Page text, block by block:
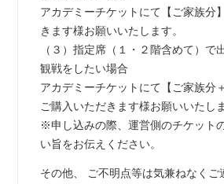
アカデミーチケットにて【ご家族分
きます様お願いいたします。
（３）指定席（１・２階含めて）で
観戦をしたい場合
アカデミーチケットにて【ご家族分
ご購入いただきます様お願いいたしま
※申し込みの際、運営側のチケット
い旨をお伝えください。
その他、 ご不明点等は気兼ねなくご